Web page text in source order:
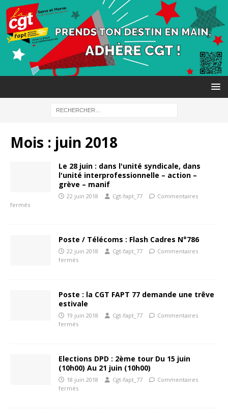
Mois : juin 2018
Le 28 juin : dans l'unité syndicale, dans
l'unité interprofessionnelle – action –
grève – manif
22 juin 2018 Cgt-fapt_77
Commentaires
fermés
Poste / Télécoms : Flash Cadres N°786
22 juin 2018 Cgt-fapt_77
Commentaires
fermés
Poste : la CGT FAPT 77 demande une trêve
estivale
19 juin 2018 Cgt-fapt_77
Commentaires
fermés
Elections DPD : 2ème tour Du 15 juin
(10h00) Au 21 juin (10h00)
18 juin 2018 Cgt-fapt_77
Commentaires
fermés